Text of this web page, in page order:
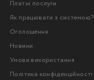
Платні послуги
Як працювати з системою?
Оголошення
Новини
Умови використання
Політика конфіденційності